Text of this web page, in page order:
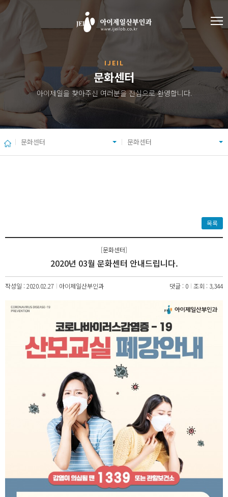
IJEIL
문화센터
아이제일을 찾아주신 여러분을 진심으로 환영합니다.
문화센터 문화센터
목록
[문화센터]
2020년 03월 문화센터 안내드립니다.
작성일 : 2020.02.27 아이제일산부인과 댓글 : 0 조회 : 3,344